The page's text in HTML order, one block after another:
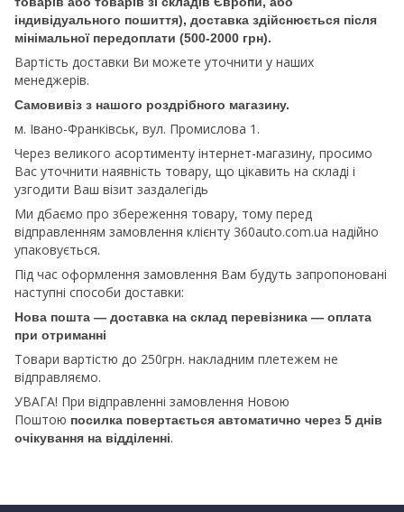
індивідуального пошиття), доставка здійснюється після
мінімальної передоплати (500-2000 грн).
Вартість доставки Ви можете уточнити у наших
менеджерів.
Самовивіз з нашого роздрібного магазину.
м. Івано-Франківськ, вул. Промислова 1.
Через великого асортименту інтернет-магазину, просимо
Вас уточнити наявність товару, що цікавить на складі і
узгодити Ваш візит заздалегідь
Ми дбаємо про збереження товару, тому перед
відправленням замовлення клієнту 360auto.com.ua надійно
упаковується.
Під час оформлення замовлення Вам будуть запропоновані
наступні способи доставки:
Нова пошта — доставка на склад перевізника — оплата
при отриманні
Товари вартістю до 250грн. накладним плетежем не
відправляємо.
УВАГА! При відправленні замовлення Новою
Поштою посилка повертається автоматично через 5 днів
очікування на відділенні.